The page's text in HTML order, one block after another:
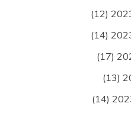
(12)
(14)
(17)
(13)
(14)